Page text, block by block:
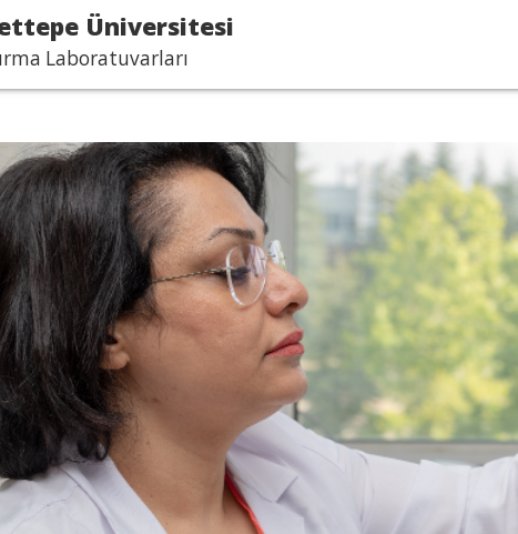
Üniversitesi
Laboratuvarları